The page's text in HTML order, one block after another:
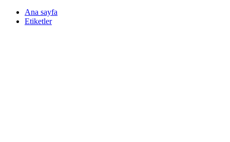
Ana sayfa
Etiketler